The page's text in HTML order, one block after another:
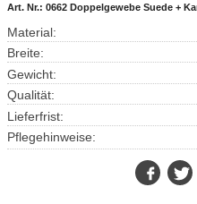
Art. Nr.: 0662 Doppelgewebe Suede +
Material:
Breite:
Gewicht:
Qualität:
Lieferfrist:
Pflegehinweise: